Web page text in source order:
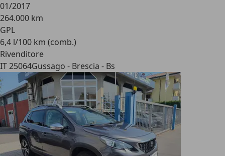
01/2017
264.000 km
GPL
6,4 l/100 km (comb.)
Rivenditore
IT 25064Gussago - Brescia - Bs